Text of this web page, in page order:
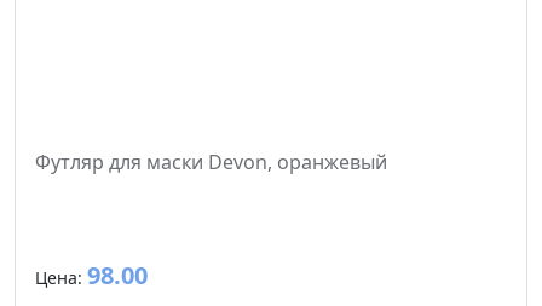
Футляр для маски Devon, оранжевый
Цена: 98.00